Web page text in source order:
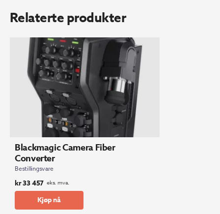
Relaterte produkter
Blackmagic Camera Fiber
Converter
Bestillingsvare
kr33 457 eks. mva.
Kjøp nå